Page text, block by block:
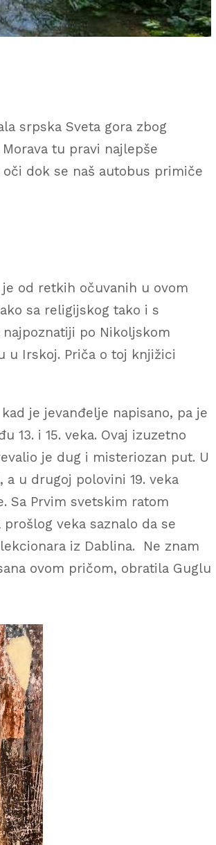
srpska Sveta gora zbog
tu pravi najlepše
dok se naš autobus primiče
od retkih očuvanih u ovom
sa religijskog tako i s
po Nikoljskom
u Irskoj. Priča o toj knjižici
je jevanđelje napisano, pa je
13. i 15. veka. Ovaj izuzetno
je dug i misteriozan put. U
a u drugoj polovini 19. veka
Sa Prvim svetskim ratom
veka saznalo da se
iz Dablina. Ne znam
ovom pričom, obratila Guglu